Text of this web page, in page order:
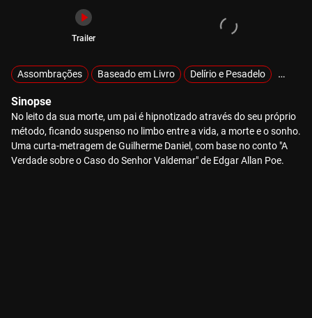
Trailer
Assombrações Baseado em Livro Delírio e Pesadelo
Sinopse
No leito da sua morte, um pai é hipnotizado através do seu próprio
método, ficando suspenso no limbo entre a vida, a morte e o sonho.
Uma curta-metragem de Guilherme Daniel, com base no conto "A
Verdade sobre o Caso do Senhor Valdemar" de Edgar Allan Poe.